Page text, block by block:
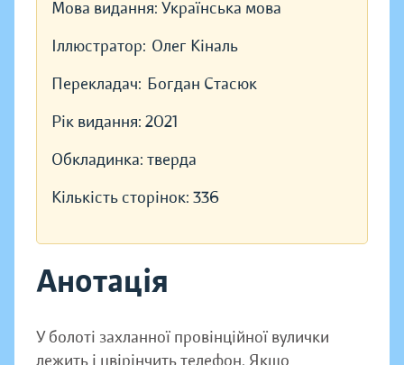
Мова видання: Українська мова
Іллюстратор: Олег Кіналь
Перекладач: Богдан Стасюк
Рік видання: 2021
Обкладинка: тверда
Кількість сторінок: 336
Анотація
У болоті захланної провінційної вулички
лежить і цвірінчить телефон. Якщо